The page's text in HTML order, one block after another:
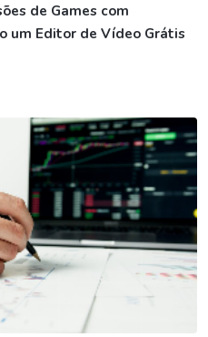
de Games com
um Editor de Vídeo Grátis